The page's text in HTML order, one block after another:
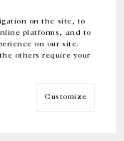
on the site, to
platforms, and to
on our site.
others require your
Customize